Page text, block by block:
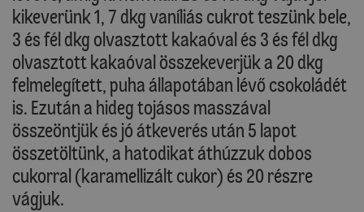
kikeverünk 1, 7 dkg vaníliás cukrot teszünk bele,
3 és fél dkg olvasztott kakaóval és 3 és fél dkg
olvasztott kakaóval összekeverjük a 20 dkg
felmelegített, puha állapotában lévő csokoládét
is. Ezután a hideg tojásos masszával
összeöntjük és jó átkeverés után 5 lapot
összetöltünk, a hatodikat áthúzzuk dobos
cukorral (karamellizált cukor) és 20 részre
vágjuk.